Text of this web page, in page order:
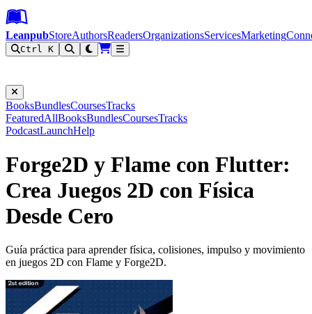
Leanpub Header
Leanpub Navigation
Skip to main content
Go to Leanpub.com
LeanpubStoreAuthorsReadersOrganizationsServicesMarketing
Ctrl K
BooksBundlesCoursesTracks
FeaturedAllBooksBundlesCoursesTracks
PodcastLaunchHelp
Forge2D y Flame con Flutter:
Crea Juegos 2D con Física
Desde Cero
Guía práctica para aprender física, colisiones, impulso y movimiento
en juegos 2D con Flame y Forge2D.